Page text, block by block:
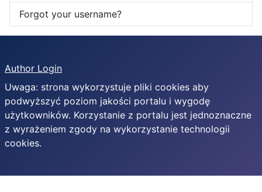
Forgot your username?
Author Login
Uwaga: strona wykorzystuje pliki cookies aby
podwyższyć poziom jakości portalu i wygodę
użytkowników. Korzystanie z portalu jest jednoznaczne
z wyrażeniem zgody na wykorzystanie technologii
cookies.